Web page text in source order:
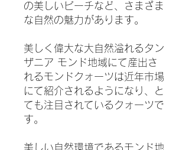
の美しいビーチなど、さまざま
な自然の魅力があります。
美しく偉大な大自然溢れるタン
ザニア モンド地域にて産出さ
れるモンドクォーツは近年市場
にて紹介されるようになり、と
ても注目されているクォーツで
す。
美しい自然環境であるモンド地